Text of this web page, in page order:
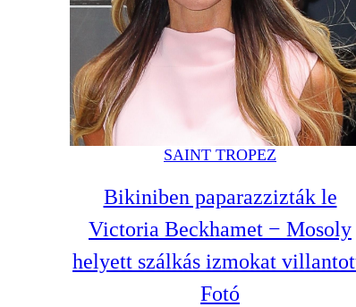
SAINT TROPEZ
Bikiniben paparazzizták le
Victoria Beckhamet − Mosoly
helyett szálkás izmokat
Fotó